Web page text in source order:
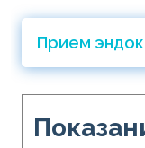
Прием